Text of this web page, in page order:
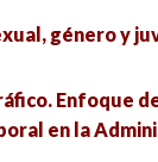
pm
y Cultura
género y
Enfoque
en la